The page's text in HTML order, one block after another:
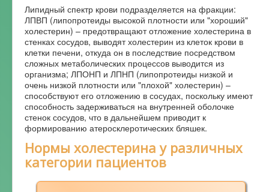
Липидный спектр крови подразделяется на фракции:
ЛПВП (липопротеиды высокой плотности или "хороший"
холестерин) – предотвращают отложение холестерина в
стенках сосудов, выводят холестерин из клеток крови в
клетки печени, откуда он в последствие посредством
сложных метаболических процессов выводится из
организма; ЛПОНП и ЛПНП (липопротеиды низкой и
очень низкой плотности или "плохой" холестерин) –
способствуют его отложению в сосудах, поскольку имеют
способность задерживаться на внутренней оболочке
стенок сосудов, что в дальнейшем приводит к
формированию атеросклеротических бляшек.
Нормы холестерина у различных
категории пациентов